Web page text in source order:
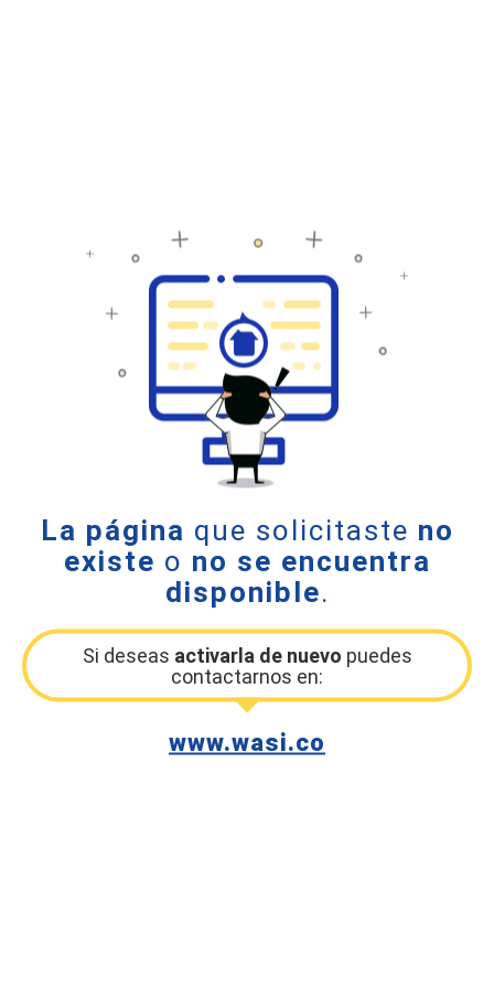
La página que solicitaste no
existe o no se encuentra
disponible.
Si deseas activarla de nuevo puedes
contactarnos en:
www.wasi.co